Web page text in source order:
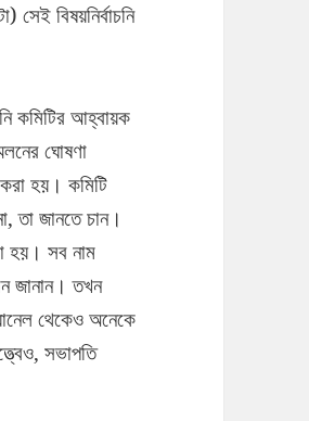
বিষয়নির্বাচনি
কমিটির আহ্বায়ক
ঘোষণা
হয়। কমিটি
তা জানতে চান।
হয়। সব নাম
জানান। তখন
থেকেও অনেকে
সভাপতি